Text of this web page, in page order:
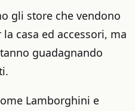
gli store che vendono
casa ed accessori, ma
guadagnando
Lamborghini e